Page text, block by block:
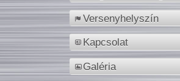
Versenyhelyszín
Kapcsolat
Galéria